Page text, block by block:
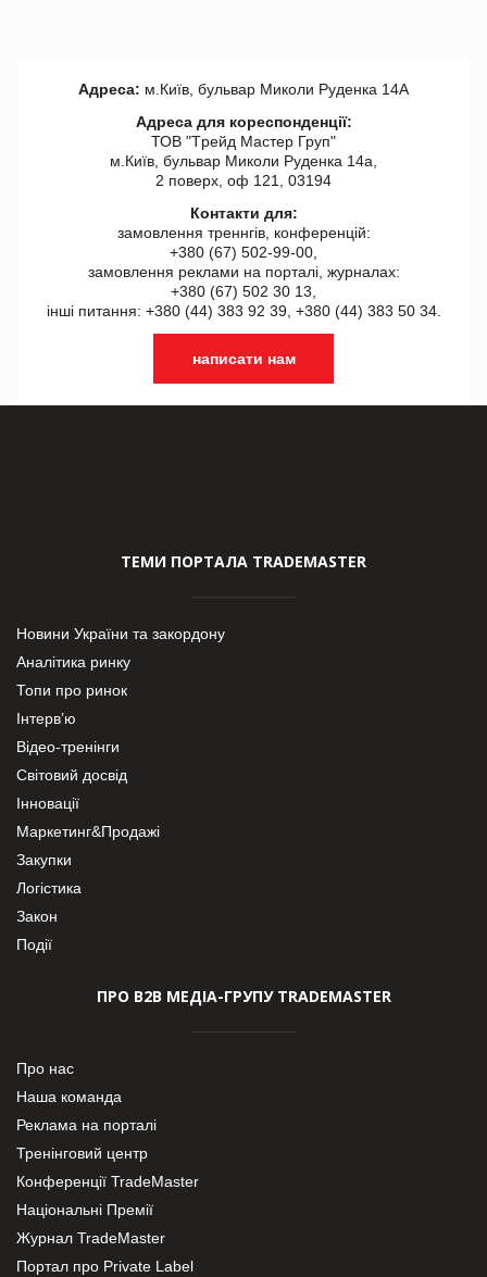
Адреса: м.Київ, бульвар Миколи Руденка 14А
Адреса для кореспонденції:
ТОВ "Tрейд Мастер Груп"
м.Київ, бульвар Миколи Руденка 14а,
2 поверх, оф 121, 03194
Контакти для:
замовлення треннгів, конференцій:
+380 (67) 502-99-00,
замовлення реклами на порталі, журналах:
+380 (67) 502 30 13,
інші питання: +380 (44) 383 92 39, +380 (44) 383 50 34.
написати нам
ТЕМИ ПОРТАЛА TRADEMASTER
Новини України та закордону
Аналітика ринку
Топи про ринок
Інтерв’ю
Відео-тренінги
Світовий досвід
Інновації
Маркетинг&Продажі
Закупки
Логістика
Закон
Події
ПРО В2В МЕДІА-ГРУПУ TRADEMASTER
Про нас
Наша команда
Реклама на порталі
Тренінговий центр
Конференції TradeMaster
Національні Премії
Журнал TradeMaster
Портал про Private Label